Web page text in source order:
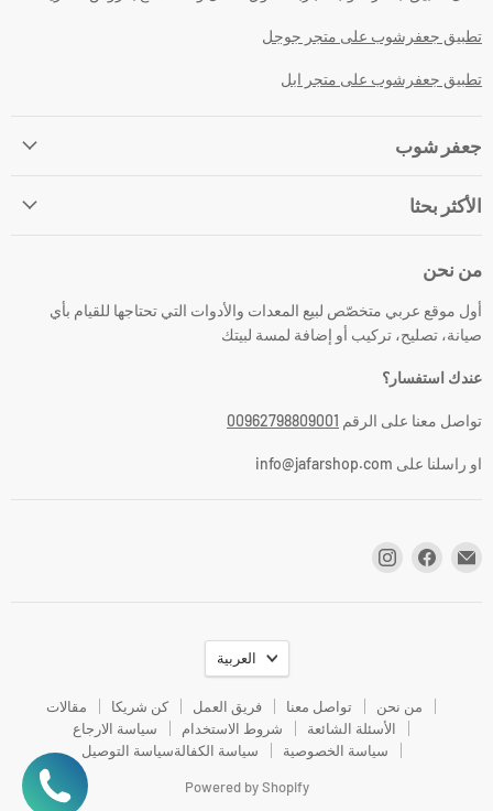
تطبيق جعفرشوب على متجر جوجل
تطبيق جعفرشوب على متجر ابل
جعفر شوب
الأكثر بحثا
من نحن
أول موقع عربي متخصّص لبيع المعدات والأدوات التي تحتاجها للقيام بأي
صيانة، تصليح، تركيب أو إضافة لمسة لبيتك
عندك استفسار؟
تواصل معنا على الرقم 00962798809001
او راسلنا على info@jafarshop.com
اللغةالعربية
من نحن تواصل معنا فريق العمل كن شريكا
مقالات
الأسئلة الشائعة
شروط الاستخدام
سياسة الارجاع
سياسة الخصوصية
سياسة الكفالةسياسة التوصيل
Powered by Shopify